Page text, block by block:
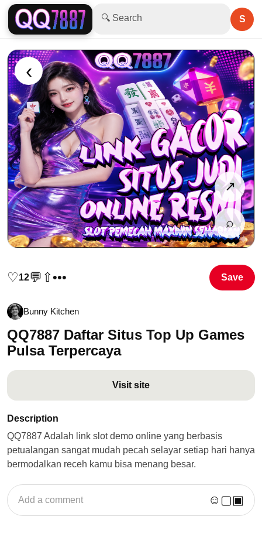
🔍 Search S
‹
↗
⌕
♡12💬 ⇧••• Save
Bunny Kitchen
QQ7887 Daftar Situs Top Up Games
Pulsa Terpercaya
Visit site
Description
QQ7887 Adalah link slot demo online yang berbasis
petualangan sangat mudah pecah selayar setiap hari hanya
bermodalkan receh kamu bisa menang besar.
Add a comment ☺ ▢▣